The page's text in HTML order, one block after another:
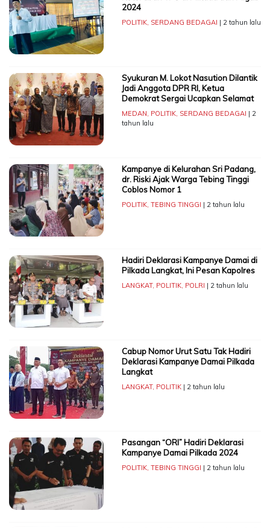
2024
POLITIK, SERDANG BEDAGAI | 2 tahun lalu
Syukuran M. Lokot Nasution Dilantik
Jadi Anggota DPR RI, Ketua
Demokrat Sergai Ucapkan Selamat
MEDAN, POLITIK, SERDANG BEDAGAI | 2
tahun lalu
Kampanye di Kelurahan Sri Padang,
dr. Riski Ajak Warga Tebing Tinggi
Coblos Nomor 1
POLITIK, TEBING TINGGI | 2 tahun lalu
Hadiri Deklarasi Kampanye Damai di
Pilkada Langkat, Ini Pesan Kapolres
LANGKAT, POLITIK, POLRI | 2 tahun lalu
Cabup Nomor Urut Satu Tak Hadiri
Deklarasi Kampanye Damai Pilkada
Langkat
LANGKAT, POLITIK| 2 tahun lalu
Pasangan “ORI” Hadiri Deklarasi
Kampanye Damai Pilkada 2024
POLITIK, TEBING TINGGI | 2 tahun lalu